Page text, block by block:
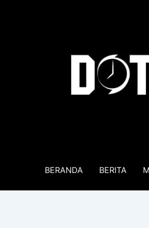
BERANDA BERITA